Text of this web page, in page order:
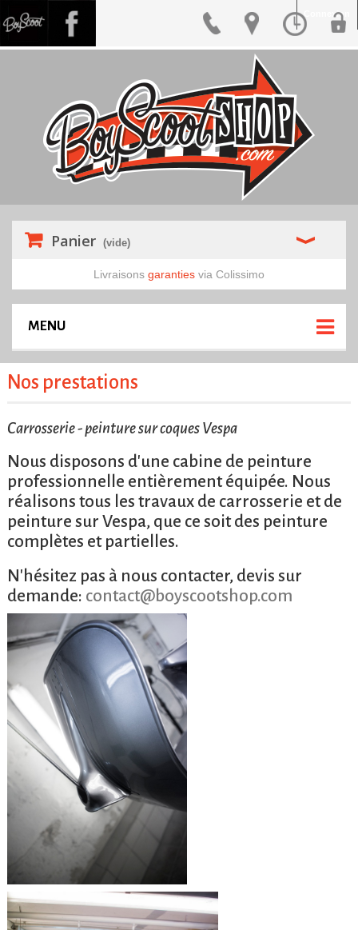
Connexion
Panier (vide)
Livraisons garanties via Colissimo
MENU
Nos prestations
Carrosserie - peinture sur coques Vespa
Nous disposons d'une cabine de peinture
professionnelle entièrement équipée. Nous
réalisons tous les travaux de carrosserie et de
peinture sur Vespa, que ce soit des peinture
complètes et partielles.
N'hésitez pas à nous contacter, devis sur
demande: contact@boyscootshop.com